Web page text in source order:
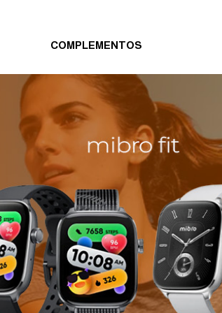
COMPLEMENTOS